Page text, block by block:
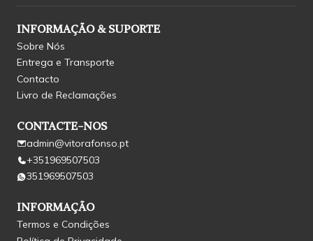
INFORMAÇÃO & SUPORTE
Sobre Nós
Entrega e Transporte
Contacto
Livro de Reclamações
CONTACTE-NOS
admin@vitorafonso.pt
+351969507503
351969507503
INFORMAÇÃO
Termos e Condições